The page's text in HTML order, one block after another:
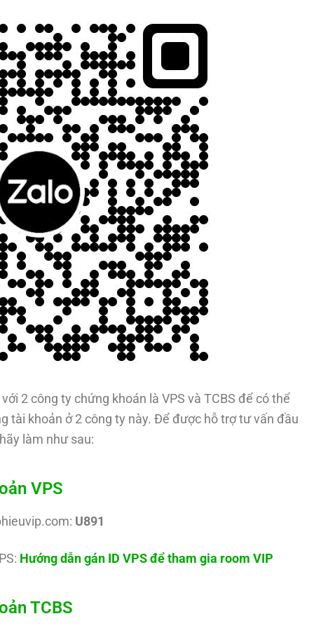
2 công ty chứng khoán là VPS và TCBS để có thể
tài khoản ở 2 công ty này. Để được hỗ trợ tư vấn đầu
làm như sau:
VPS
U891
Hướng dẫn gán ID VPS để tham gia room VIP
TCBS